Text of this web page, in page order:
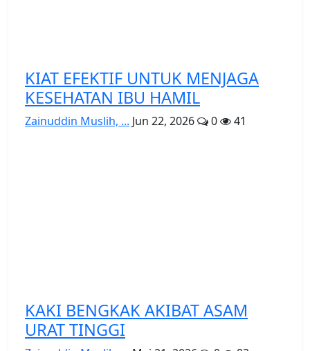
KIAT EFEKTIF UNTUK MENJAGA
KESEHATAN IBU HAMIL
Zainuddin Muslih, ... Jun 22, 2026 0 41
KAKI BENGKAK AKIBAT ASAM
URAT TINGGI